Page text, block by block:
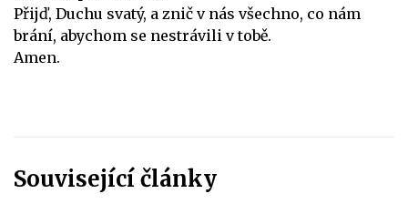
Přijď, Duchu svatý, a znič v nás všechno, co nám
brání, abychom se nestrávili v tobě.
Amen.
Související články